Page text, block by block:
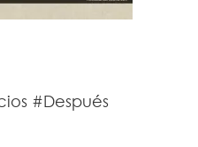
#Después